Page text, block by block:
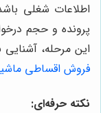
اطلاعات شغلی
پرونده و حجم
این مرحله، آشنایی
فروش اقساطی
نکته حرفه‌ای: